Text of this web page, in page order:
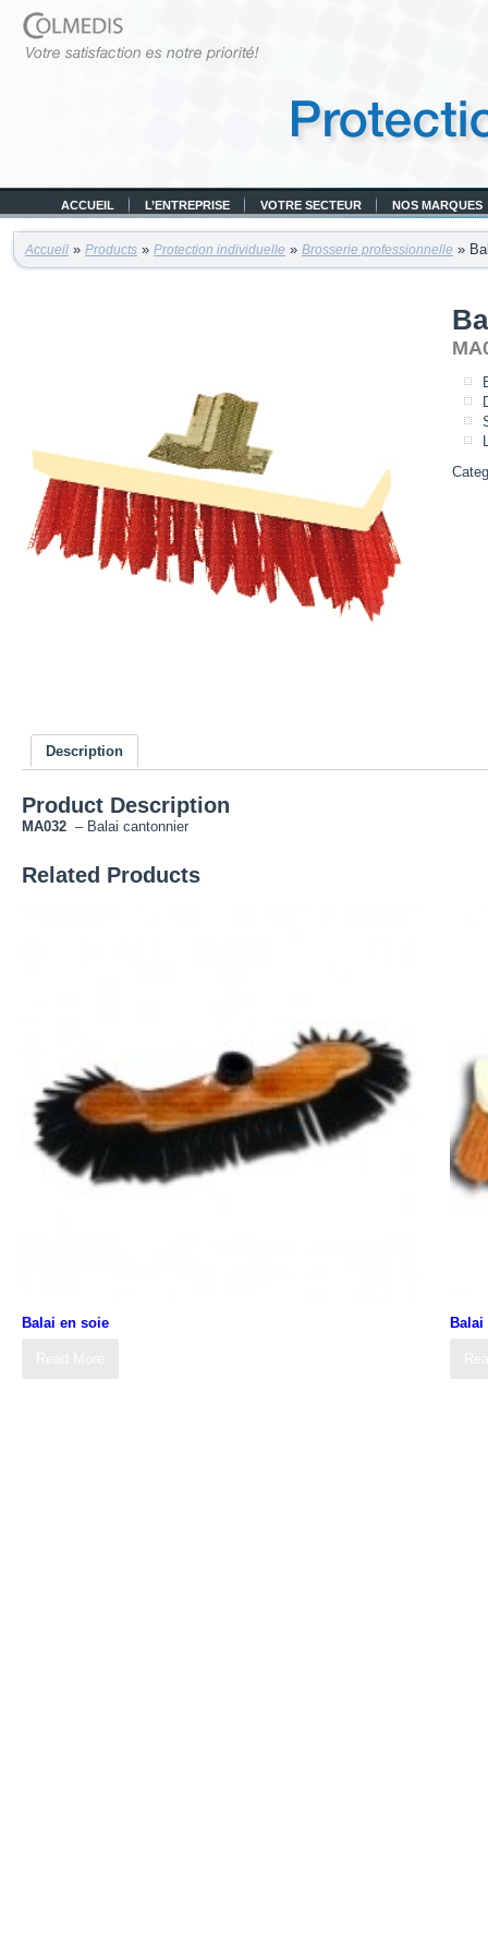
ACCUEIL L’ENTREPRISE VOTRE SECTEUR NOS MARQUES
Accueil » Products » Protection individuelle » Brosserie professionnelle »
Description
Product Description
MA032 – Balai cantonnier
Related Products
Balai en soie